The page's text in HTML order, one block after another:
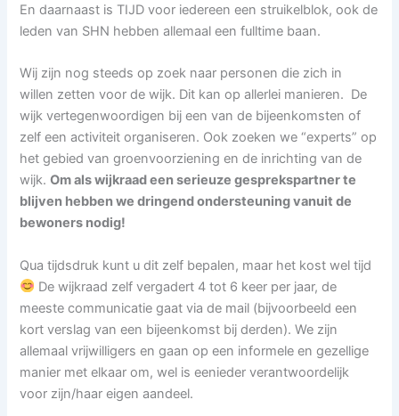
En daarnaast is TIJD voor iedereen een struikelblok, ook de
leden van SHN hebben allemaal een fulltime baan.
Wij zijn nog steeds op zoek naar personen die zich in
willen zetten voor de wijk. Dit kan op allerlei manieren. De
wijk vertegenwoordigen bij een van de bijeenkomsten of
zelf een activiteit organiseren. Ook zoeken we “experts” op
het gebied van groenvoorziening en de inrichting van de
wijk.Om als wijkraad een serieuze gesprekspartner te
blijven hebben we dringend ondersteuning vanuit de
bewoners nodig!
Qua tijdsdruk kunt u dit zelf bepalen, maar het kost wel tijd
De wijkraad zelf vergadert 4 tot 6 keer per jaar, de
meeste communicatie gaat via de mail (bijvoorbeeld een
kort verslag van een bijeenkomst bij derden). We zijn
allemaal vrijwilligers en gaan op een informele en gezellige
manier met elkaar om, wel is eenieder verantwoordelijk
voor zijn/haar eigen aandeel.